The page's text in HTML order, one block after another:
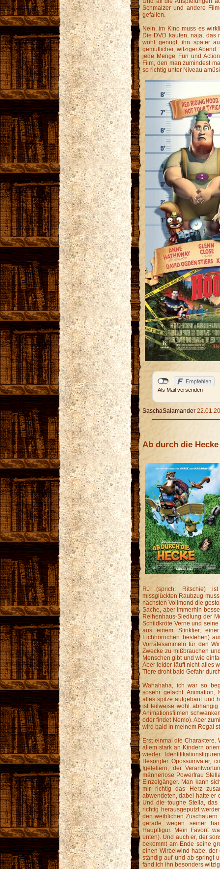
Schmalzer und andere
gefallen.
Nein, im Kino muss es
Die DVD kaufen, naja, das
wohl genügt, ihn später
gemütlicher, witziger
jede Menge Fun und
Film, den man zumindest
so richtig unter Niveau
Als Mail versenden
SaschaSalamander
Ab durch die Hecke
RJ (sprich: Ritschie) ist
missglückten Raubzug
nächsten Vollmond die
Sache, aber immerhin
Reihenhaus-Siedlung der
Schildkröte Verne und
aus einem Stinktier,
Eichhörnchen bestehen)
Vorrätesammeln für den
Zwecke zu mißbrauchen
Menschen gibt und wie
Aber leider läuft nicht alles
Tiere droht bald Gefahr
Wahahaha, ich war so
sosehr gelacht. Animation,
alles spitze aufgebaut und
ist teilweise wohl
Animationsfilmen
oder findet Nemo). Aber
wird bald in meinem Regal
Erst einmal die Charaktere.
allem stark an Kindern
wieder
Besorgter Opossumvater,
Igeleltern, der
männerlose Powerfrau
Einzelgänger. Man kann
mir richtig das Herz
abwendeten, dabei hatte er
Und die toughe Stella,
richtig herausgeputzt
den weiblichen Zuschauern
gerade wegen seiner
Hauptfigur. Mein Favorit
unten). Und auch er, der
bekommt am Ende seine
einen Wirbelwind habe,
ständig auf und ab springt
fand ich ihn besonders